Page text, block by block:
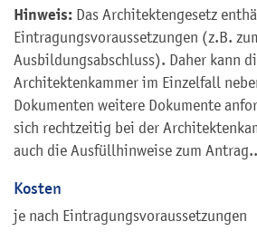
Hinweis: Das Architektengesetz
Eintragungsvoraussetzungen (z.B.
Ausbildungsabschluss). Daher kann
Architektenkammer im Einzelfall
Dokumenten weitere Dokumente
sich rechtzeitig bei der
auch die Ausfüllhinweise zum Antrag..
Kosten
je nach Eintragungsvoraussetzungen